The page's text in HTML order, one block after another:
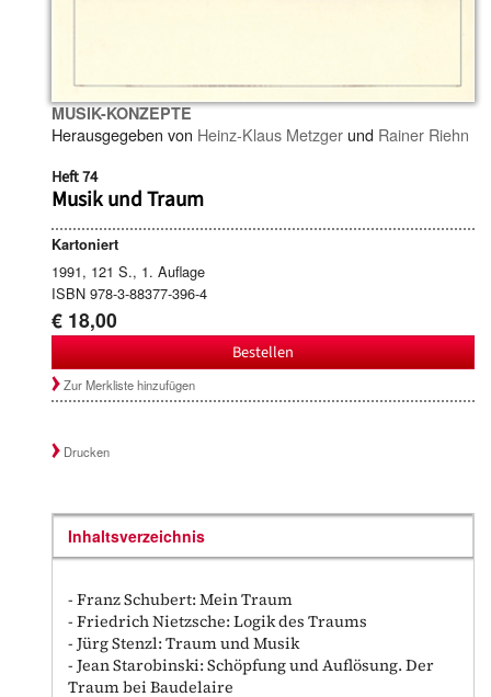
MUSIK-KONZEPTE
Herausgegeben von Heinz-Klaus Metzger und Rainer Riehn
Heft 74
Musik und Traum
Kartoniert
1991, 121 S., 1. Auflage
ISBN 978-3-88377-396-4
€ 18,00
Bestellen
Zur Merkliste hinzufügen
Drucken
Inhaltsverzeichnis
- Franz Schubert: Mein Traum
- Friedrich Nietzsche: Logik des Traums
- Jürg Stenzl: Traum und Musik
- Jean Starobinski: Schöpfung und Auflösung. Der
Traum bei Baudelaire